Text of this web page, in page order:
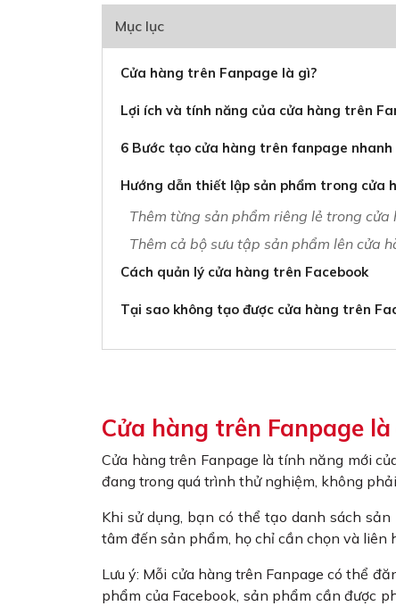
Mục lục
Cửa hàng trên Fanpage là gì?
Lợi ích và tính năng của cửa hàng trên
6 Bước tạo cửa hàng trên fanpage nhanh
Hướng dẫn thiết lập sản phẩm trong cửa
Thêm từng sản phẩm riêng lẻ trong cửa
Thêm cả bộ sưu tập sản phẩm lên cửa
Cách quản lý cửa hàng trên Facebook
Tại sao không tạo được cửa hàng trên
Cửa hàng trên Fanpage là
Cửa hàng trên Fanpage là tính năng mới
đang trong quá trình thử nghiệm, không
Khi sử dụng, bạn có thể tạo danh sách
tâm đến sản phẩm, họ chỉ cần chọn và liên
Lưu ý: Mỗi cửa hàng trên Fanpage có thể
phẩm của Facebook, sản phẩm cần được